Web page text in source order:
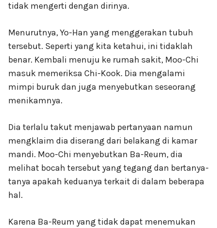
tidak mengerti dengan dirinya.
Menurutnya, Yo-Han yang menggerakan tubuh
tersebut. Seperti yang kita ketahui, ini tidaklah
benar. Kembali menuju ke rumah sakit, Moo-Chi
masuk memeriksa Chi-Kook. Dia mengalami
mimpi buruk dan juga menyebutkan seseorang
menikamnya.
Dia terlalu takut menjawab pertanyaan namun
mengklaim dia diserang dari belakang di kamar
mandi. Moo-Chi menyebutkan Ba-Reum, dia
melihat bocah tersebut yang tegang dan bertanya-
tanya apakah keduanya terkait di dalam beberapa
hal.
Karena Ba-Reum yang tidak dapat menemukan